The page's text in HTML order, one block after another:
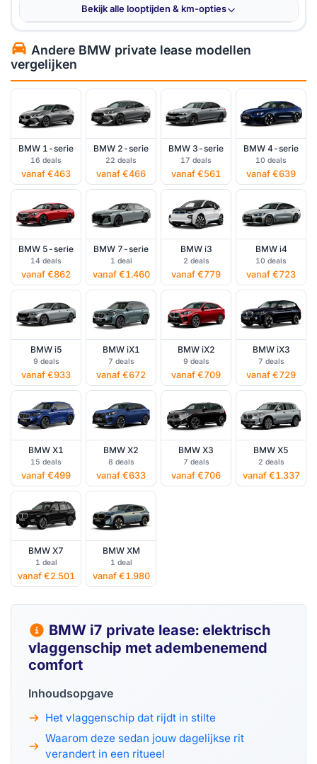
Bekijk alle looptijden & km-opties
Andere BMW private lease modellen
vergelijken
BMW 1-serie
16 deals
vanaf €463
BMW 2-serie
22 deals
vanaf €466
BMW 3-serie
17 deals
vanaf €561
BMW 4-serie
10 deals
vanaf €639
BMW 5-serie
14 deals
vanaf €862
BMW 7-serie
1 deal
vanaf €1.460
BMW i3
2 deals
vanaf €779
BMW i4
10 deals
vanaf €723
BMW i5
9 deals
vanaf €933
BMW iX1
7 deals
vanaf €672
BMW iX2
9 deals
vanaf €709
BMW iX3
7 deals
vanaf €729
BMW X1
15 deals
vanaf €499
BMW X2
8 deals
vanaf €633
BMW X3
7 deals
vanaf €706
BMW X5
2 deals
vanaf €1.337
BMW X7
1 deal
vanaf €2.501
BMW XM
1 deal
vanaf €1.980
BMW i7 private lease: elektrisch
vlaggenschip met adembenemend
comfort
Inhoudsopgave
Het vlaggenschip dat rijdt in stilte
Waarom deze sedan jouw dagelijkse rit
verandert in een ritueel